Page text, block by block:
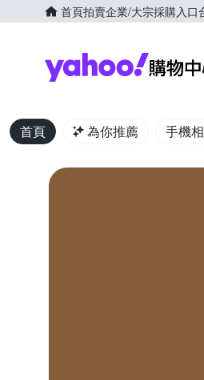
首頁拍賣企業/大宗採購入口
首頁 為你推薦 手機